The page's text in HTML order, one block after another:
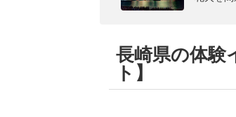
長崎県の体験
ト】